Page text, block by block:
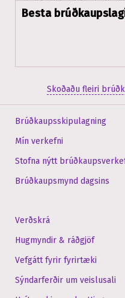
Besta
Skoðaðu fleiri
Brúðkaupsskipulagning
Mín verkefni
Stofna nýtt
Brúðkaupsmynd dagsins
Verðskrá
Hugmyndir & ráðgjöf
Vefgátt fyrir fyrirtæki
Sýndarferðir um veislusali